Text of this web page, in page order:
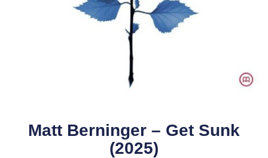
Matt Berninger – Get Sunk
(2025)